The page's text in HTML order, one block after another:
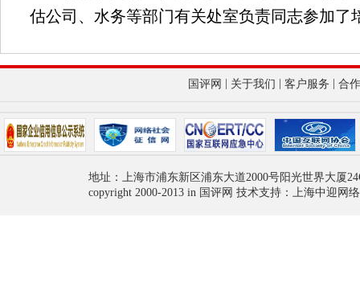
估公司、水务等部门有关处室负责同志参加了
国评网 关于我们 客户服务 合
地址：上海市浦东新区浦东大道2000号阳光世界大厦
copyright 2000-2013 in 国评网 技术支持：上海中迎